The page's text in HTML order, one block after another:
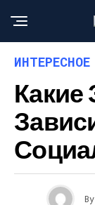
Какие
By